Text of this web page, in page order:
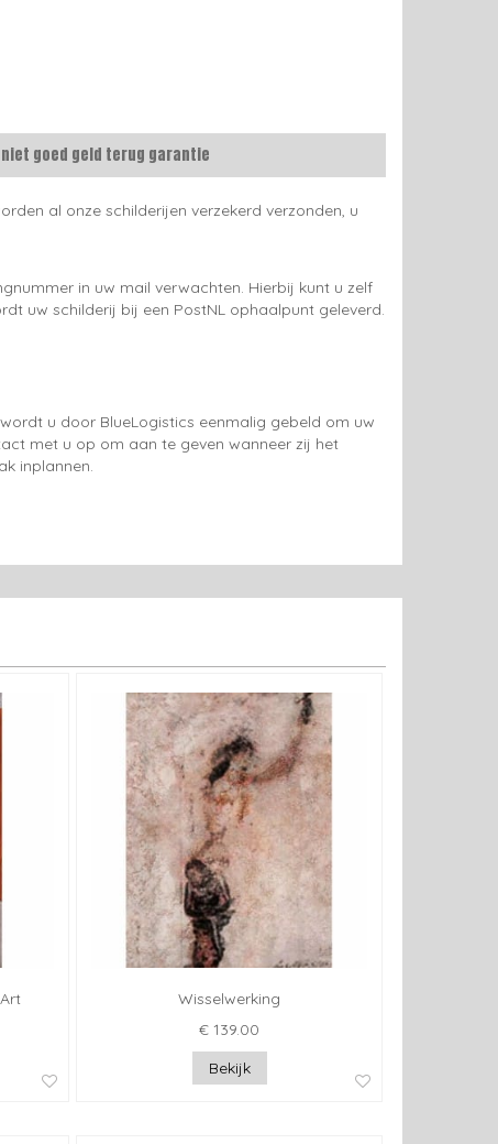
niet goed geld terug garantie
al onze schilderijen verzekerd verzonden, u
in uw mail verwachten. Hierbij kunt u zelf
uw schilderij bij een PostNL ophaalpunt geleverd.
u door BlueLogistics eenmalig gebeld om uw
met u op om aan te geven wanneer zij het
inplannen.
Wisselwerking
€ 139.00
Bekijk